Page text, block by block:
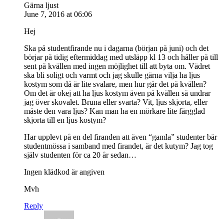
Gärna ljust
June 7, 2016 at 06:06
Hej
Ska på studentfirande nu i dagarna (början på juni) och det
börjar på tidig eftermiddag med utsläpp kl 13 och håller på till
sent på kvällen med ingen möjlighet till att byta om. Vädret
ska bli soligt och varmt och jag skulle gärna vilja ha ljus
kostym som då är lite svalare, men hur går det på kvällen?
Om det är okej att ha ljus kostym även på kvällen så undrar
jag över skovalet. Bruna eller svarta? Vit, ljus skjorta, eller
måste den vara ljus? Kan man ha en mörkare lite färgglad
skjorta till en ljus kostym?
Har upplevt på en del firanden att även “gamla” studenter bär
studentmössa i samband med firandet, är det kutym? Jag tog
själv studenten för ca 20 år sedan…
Ingen klädkod är angiven
Mvh
Reply